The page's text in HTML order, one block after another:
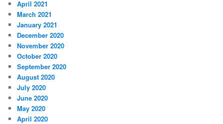
April 2021
March 2021
January 2021
December 2020
November 2020
October 2020
September 2020
August 2020
July 2020
June 2020
May 2020
April 2020